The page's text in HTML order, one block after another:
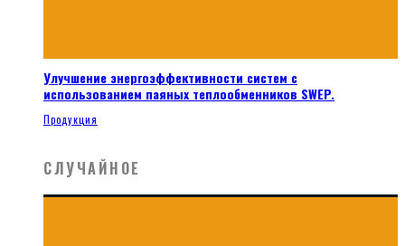
Улучшение энергоэффективности систем с
использованием паяных теплообменников SWEP.
Продукция
СЛУЧАЙНОЕ